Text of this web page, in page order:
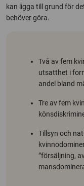
kan ligga till grund för
behöver göra.
Två av fem
utsatthet i
andel bland
Tre av fem
Tillsyn och
”försäljning,